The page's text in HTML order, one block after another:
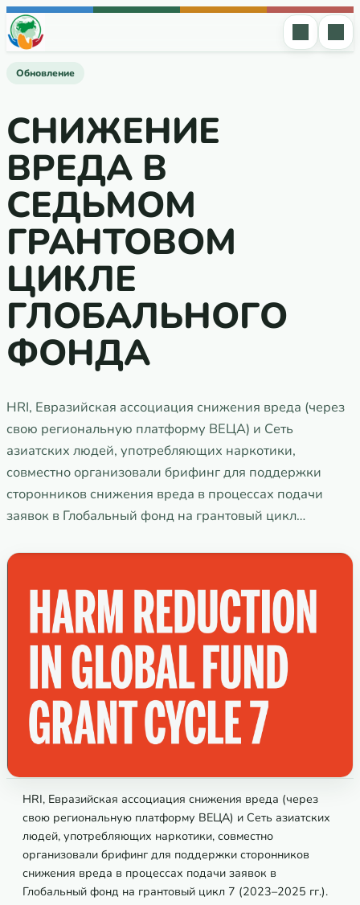
Перейти к содержимому
Обновление
СНИЖЕНИЕ
ВРЕДА В
СЕДЬМОМ
ГРАНТОВОМ
ЦИКЛЕ
ГЛОБАЛЬНОГО
ФОНДА
HRI, Евразийская ассоциация снижения вреда (через
свою региональную платформу ВЕЦА) и Сеть
азиатских людей, употребляющих наркотики,
совместно организовали брифинг для поддержки
сторонников снижения вреда в процессах подачи
заявок в Глобальный фонд на грантовый цикл…
HRI, Евразийская ассоциация снижения вреда (через
свою региональную платформу ВЕЦА) и Сеть азиатских
людей, употребляющих наркотики, совместно
организовали брифинг для поддержки сторонников
снижения вреда в процессах подачи заявок в
Глобальный фонд на грантовый цикл 7 (2023–2025 гг.).